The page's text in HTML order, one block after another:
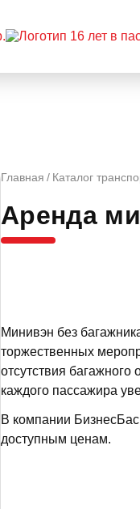
Главная Каталог
Аренда
Минивэн без
торжественных
отсутствия багажного
каждого пассажира
В компании
доступным ценам.